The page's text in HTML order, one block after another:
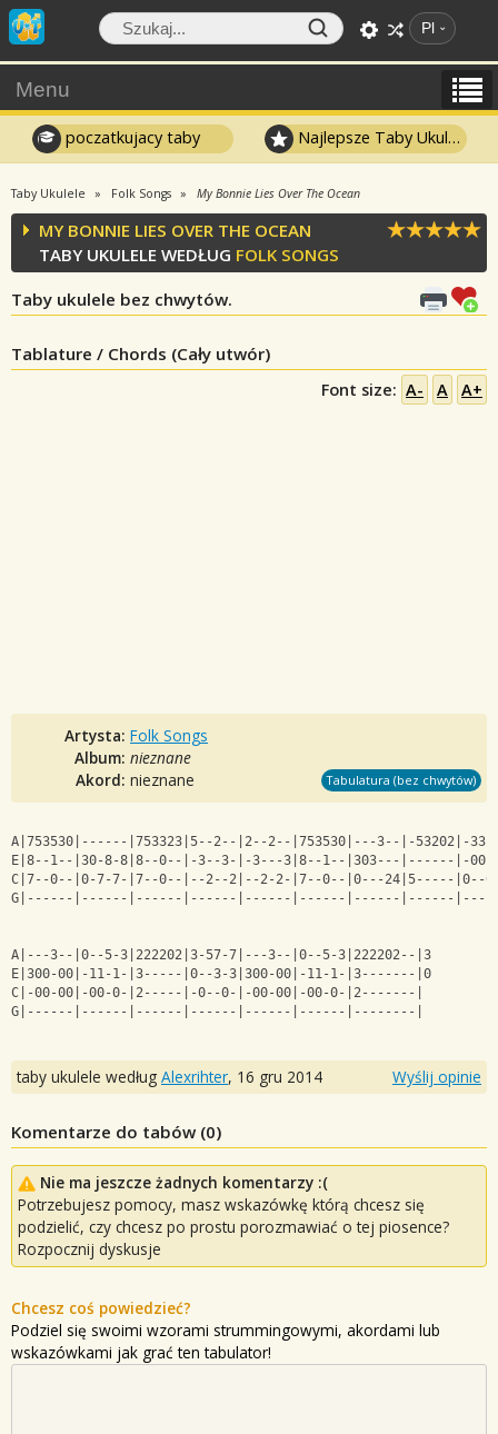
Pl
Menu
poczatkujacy taby Najlepsze Taby Ukulele
Taby Ukulele Folk Songs My Bonnie Lies Over The Ocean
MY BONNIE LIES OVER THE OCEAN
TABY UKULELE WEDŁUG FOLK SONGS
Taby ukulele bez chwytów.
Tablature / Chords (Cały utwór)
Font size: A- A A+
Artysta: Folk Songs
Album: nieznane
Akord: nieznane Tabulatura (bez chwytów)
A|753530|------|753323|5--2--|2--2--|753530|---3--|-53202|-33-
E|8--1--|30-8-8|8--0--|-3--3-|-3---3|8--1--|303---|------|-00-
C|7--0--|0-7-7-|7--0--|--2--2|--2-2-|7--0--|0---24|5-----|0--
G|------|------|------|------|------|------|------|------
A|---3--|0--5-3|222202|3-57-7|---3--|0--5-3|222202--|3
E|300-00|-11-1-|3-----|0--3-3|300-00|-11-1-|3-------|0
C|-00-00|-00-0-|2-----|-0--0-|-00-00|-00-0-|2-------|
G|------|------|------|------|------|------|--------|
taby ukulele według Alexrihter, 16 gru 2014 Wyślij opinie
Komentarze do tabów (0)
Nie ma jeszcze żadnych komentarzy :(
Potrzebujesz pomocy, masz wskazówkę którą chcesz się
podzielić, czy chcesz po prostu porozmawiać o tej piosence?
Rozpocznij dyskusje
Chcesz coś powiedzieć?
Podziel się swoimi wzorami strummingowymi, akordami lub
wskazówkami jak grać ten tabulator!